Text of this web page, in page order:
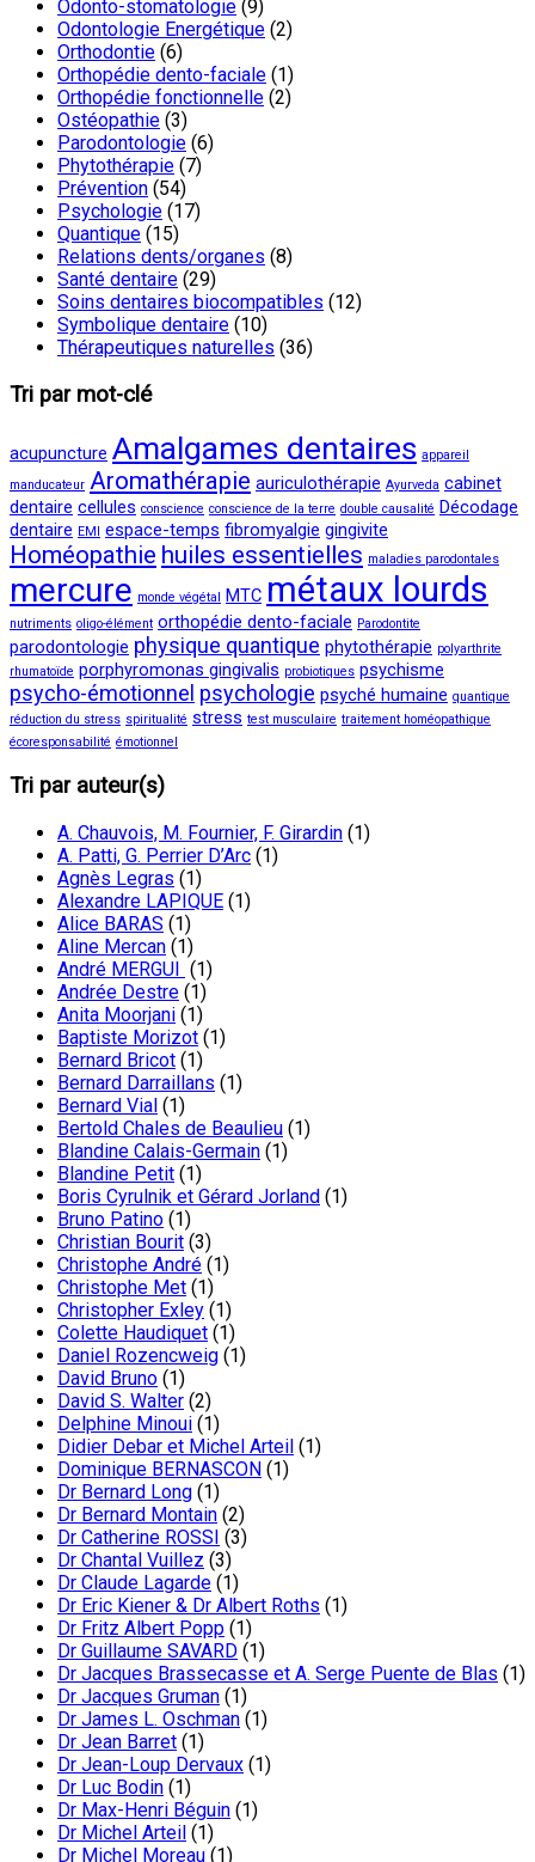
Odonto-stomatologie (9)
Odontologie Energétique (2)
Orthodontie (6)
Orthopédie dento-faciale (1)
Orthopédie fonctionnelle (2)
Ostéopathie (3)
Parodontologie (6)
Phytothérapie (7)
Prévention (54)
Psychologie (17)
Quantique (15)
Relations dents/organes (8)
Santé dentaire (29)
Soins dentaires biocompatibles (12)
Symbolique dentaire (10)
Thérapeutiques naturelles (36)
Tri par mot-clé
acupuncture Amalgames dentaires appareil
manducateur Aromathérapie auriculothérapie Ayurveda cabinet
dentaire cellules conscience conscience de la terre double causalité Décodage
dentaire EMI espace-temps fibromyalgie gingivite
Homéopathie huiles essentielles maladies parodontales
mercure monde végétal MTC métaux lourds
nutriments oligo-élément orthopédie dento-faciale Parodontite
parodontologie physique quantique phytothérapie polyarthrite
rhumatoïde porphyromonas gingivalis probiotiques psychisme
psycho-émotionnel psychologie psyché humaine quantique
réduction du stress spiritualité stress test musculaire traitement homéopathique
écoresponsabilité émotionnel
Tri par auteur(s)
A. Chauvois, M. Fournier, F. Girardin (1)
A. Patti, G. Perrier D’Arc (1)
Agnès Legras (1)
Alexandre LAPIQUE (1)
Alice BARAS (1)
Aline Mercan (1)
André MERGUI (1)
Andrée Destre (1)
Anita Moorjani (1)
Baptiste Morizot (1)
Bernard Bricot (1)
Bernard Darraillans (1)
Bernard Vial (1)
Bertold Chales de Beaulieu (1)
Blandine Calais-Germain (1)
Blandine Petit (1)
Boris Cyrulnik et Gérard Jorland (1)
Bruno Patino (1)
Christian Bourit (3)
Christophe André (1)
Christophe Met (1)
Christopher Exley (1)
Colette Haudiquet (1)
Daniel Rozencweig (1)
David Bruno (1)
David S. Walter (2)
Delphine Minoui (1)
Didier Debar et Michel Arteil (1)
Dominique BERNASCON (1)
Dr Bernard Long (1)
Dr Bernard Montain (2)
Dr Catherine ROSSI (3)
Dr Chantal Vuillez (3)
Dr Claude Lagarde (1)
Dr Eric Kiener & Dr Albert Roths (1)
Dr Fritz Albert Popp (1)
Dr Guillaume SAVARD (1)
Dr Jacques Brassecasse et A. Serge Puente de Blas (1)
Dr Jacques Gruman (1)
Dr James L. Oschman (1)
Dr Jean Barret (1)
Dr Jean-Loup Dervaux (1)
Dr Luc Bodin (1)
Dr Max-Henri Béguin (1)
Dr Michel Arteil (1)
Dr Michel Moreau (1)